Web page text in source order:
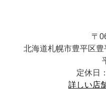
〒
北海道札幌市豊平区
定休日
詳しい店